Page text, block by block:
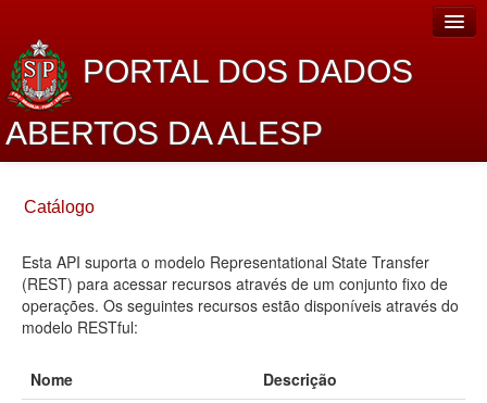
PORTAL DOS DADOS
ABERTOS DA ALESP
Sobre o projeto
Dados Abertos Alesp
Lei de Acesso à Informação
Planejamento
Catálogo
Esta API suporta o modelo Representational State Transfer
(REST) para acessar recursos através de um conjunto fixo de
operações. Os seguintes recursos estão disponíveis através do
modelo RESTful:
Nome
Descrição